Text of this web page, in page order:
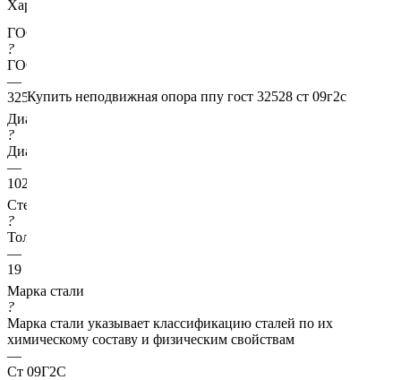
Купить неподвижная опора ппу гост 32528 ст 09г2с
Характеристики
ГОСТ несущей трубы
?
ГОСТ основной трубы
—
32528
Диаметр трубы, мм
?
Диаметр основной трубы
—
1020
Стенка трубы, мм
?
Толщина стенки несущей трубы
—
19
Марка стали
?
Марка стали указывает классификацию сталей по их
химическому составу и физическим свойствам
—
Ст 09Г2С